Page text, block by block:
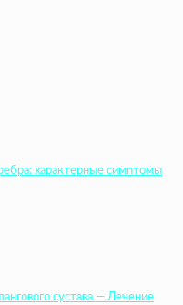
характерные симптомы
сустава — Лечение